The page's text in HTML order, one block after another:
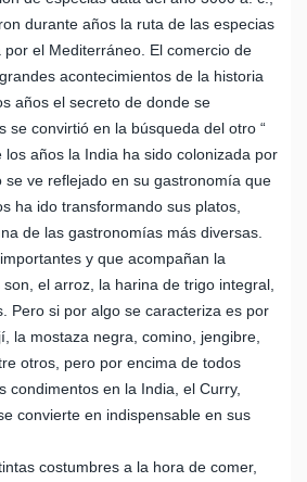
durante años la ruta de las especias
el Mediterráneo. El comercio de
acontecimientos de la historia
años el secreto de donde se
se convirtió en la búsqueda del otro “
los años la India ha sido colonizada por
se ve reflejado en su gastronomía que
ha ido transformando sus platos,
de las gastronomías más diversas.
y que acompañan la
el arroz, la harina de trigo integral,
Pero si por algo se caracteriza es por
la mostaza negra, comino, jengibre,
otros, pero por encima de todos
condimentos en la India, el Curry,
convierte en indispensable en sus
costumbres a la hora de comer,